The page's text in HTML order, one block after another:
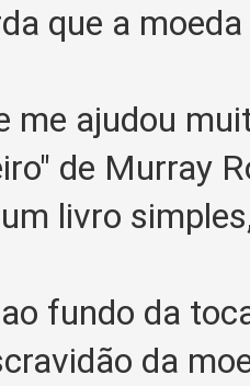
que a
me ajudou
de Murray
livro
fundo da
da